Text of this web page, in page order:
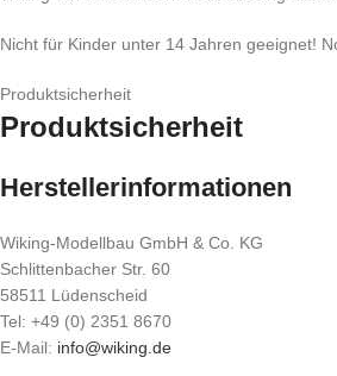
Nicht für Kinder unter 14 Jahren geeignet!
Produktsicherheit
Produktsicherheit
Herstellerinformationen
Wiking-Modellbau GmbH & Co. KG
Schlittenbacher Str. 60
58511 Lüdenscheid
Tel: +49 (0) 2351 8670
E-Mail: info@wiking.de